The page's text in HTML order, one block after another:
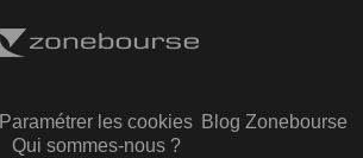
Paramétrer les cookies Blog Zonebourse
Qui sommes-nous ?